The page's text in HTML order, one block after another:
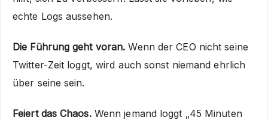
echte Logs aussehen.
Die Führung geht voran. Wenn der CEO nicht seine
Twitter-Zeit loggt, wird auch sonst niemand ehrlich
über seine sein.
Feiert das Chaos.Wenn jemand loggt „45 Minuten